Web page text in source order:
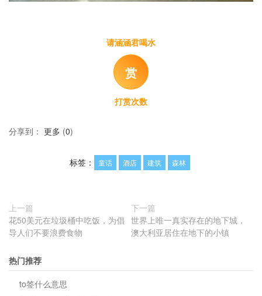
请涵涵君喝水
赏
打赏次数
分享到： 更多 (0)
标签： 童话 酒店 建筑 森林
上一篇
花50美元在垃圾桶中吃饭，为倡
导人们不要浪费食物
下一篇
世界上唯一真实存在的地下城，
澳大利亚居住在地下的小镇
热门推荐
to签什么意思